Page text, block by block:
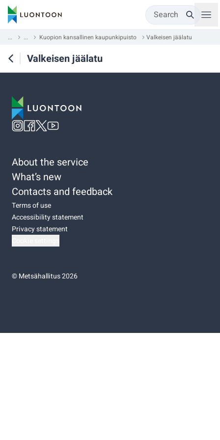
Search
... ... Kuopion kansallinen kaupunkipuisto Valkeisen jäälatu
Valkeisen jäälatu
About the service
What’s new
Contacts and feedback
Terms of use
Accessibility statement
Privacy statement
©Metsähallitus 2026